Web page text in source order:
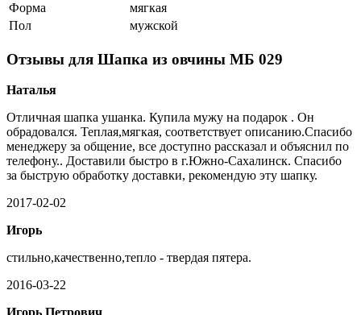
Форма
мягкая
Пол
мужской
Отзывы для Шапка из овчины МБ 029
Наталья
Отличная шапка ушанка. Купила мужу на подарок . Он
обрадовался. Теплая,мягкая, соответствует описанию.Спасибо
менеджеру за общение, все доступно рассказал и объяснил по
телефону.. Доставили быстро в г.Южно-Сахалинск. Спасибо
за быструю обработку доставки, рекомендую эту шапку.
2017-02-02
Игорь
стильно,качественно,тепло - твердая пятера.
2016-03-22